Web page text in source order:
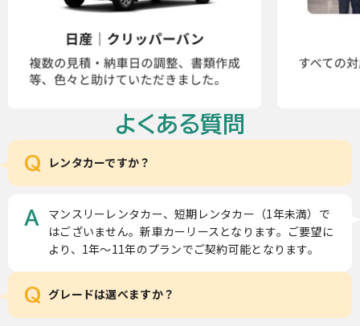
よくある質問
Q レンタカーですか？
A
マンスリーレンタカー、短期レンタカー（1年未満）で
はございません。新車カーリースとなります。ご要望に
より、1年～11年のプランでご契約可能となります。
Q グレードは選べますか？